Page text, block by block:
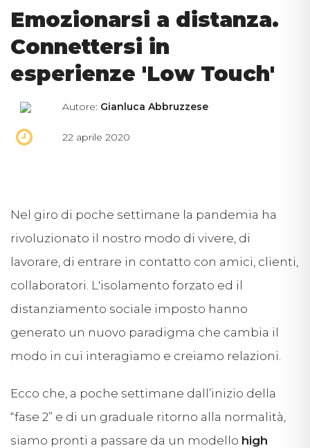
Emozionarsi a distanza.
Connettersi in
esperienze 'Low Touch'
Autore: Gianluca Abbruzzese
22 aprile 2020
Nel giro di poche settimane la pandemia ha
rivoluzionato il nostro modo di vivere, di
lavorare, di entrare in contatto con amici, clienti,
collaboratori. L'isolamento forzato ed il
distanziamento sociale imposto hanno
generato un nuovo paradigma che cambia il
modo in cui interagiamo e creiamo relazioni.
Ecco che, a poche settimane dall’inizio della
“fase 2” e di un graduale ritorno alla normalità,
siamo pronti a passare da un modello high